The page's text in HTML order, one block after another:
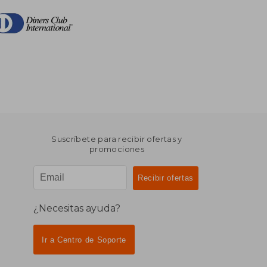
Suscríbete para recibir ofertas y
promociones
¿Necesitas ayuda?
Ir a Centro de Soporte